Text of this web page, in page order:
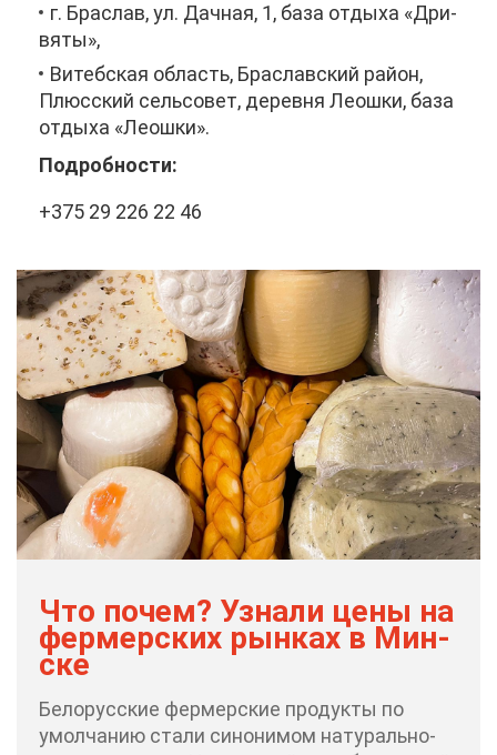
г. Бра­слав, ул. Дач­ная, 1, ба­за от­ды­ха «Дри­
вя­ты»,
Ви­теб­ская об­ласть, Бра­слав­ский рай­он,
Плюс­ский сель­со­вет, де­рев­ня Леош­ки, ба­за
от­ды­ха «Леош­ки».
По­дроб­но­сти:
+375 29 226 22 46
Что по­чем? Узна­ли це­ны на
фер­мер­ских рын­ках в Мин­
ске
Бе­ло­рус­ские фер­мер­ские про­дук­ты по
умол­ча­нию ста­ли си­но­ни­мом на­ту­раль­но­